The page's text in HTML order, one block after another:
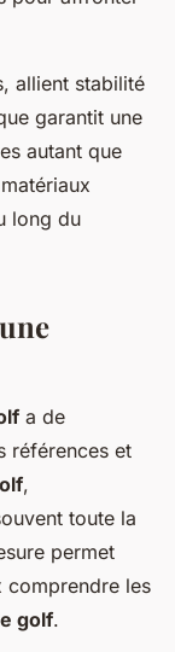
allient stabilité
garantit une
autant que
long du
a de
références et
,
toute la
permet
comprendre les
golf.